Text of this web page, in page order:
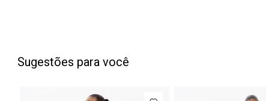
Sugestões para você